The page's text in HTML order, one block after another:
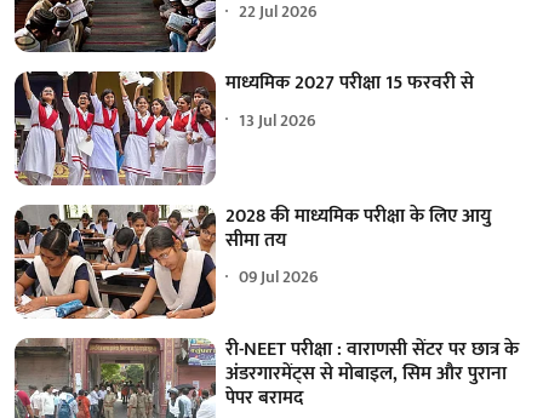
22 Jul 2026
माध्यमिक 2027 परीक्षा 15 फरवरी से
13 Jul 2026
2028 की माध्यमिक परीक्षा के लिए आयु
सीमा तय
09 Jul 2026
री-NEET परीक्षा : वाराणसी सेंटर पर छात्र के
अंडरगारमेंट्स से मोबाइल, सिम और पुराना
पेपर बरामद